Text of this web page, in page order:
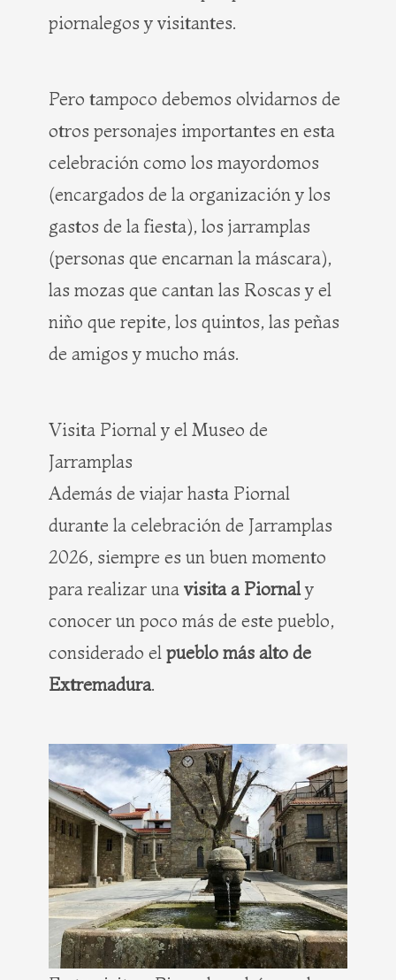
piornalegos y visitantes.
Pero tampoco debemos olvidarnos de
otros personajes importantes en esta
celebración como los mayordomos
(encargados de la organización y los
gastos de la fiesta), los jarramplas
(personas que encarnan la máscara),
las mozas que cantan las Roscas y el
niño que repite, los quintos, las peñas
de amigos y mucho más.
Visita Piornal y el Museo de
Jarramplas
Además de viajar hasta Piornal
durante la celebración de Jarramplas
2026, siempre es un buen momento
para realizar una visita a Piornaly
conocer un poco más de este pueblo,
considerado el pueblo más alto de
Extremadura.